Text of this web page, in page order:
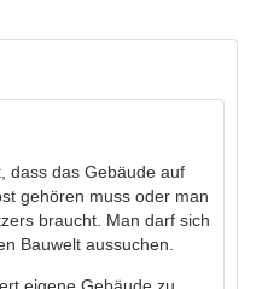
dass das Gebäude auf
gehören muss oder man
braucht. Man darf sich
Bauwelt aussuchen.